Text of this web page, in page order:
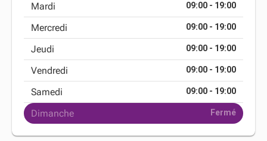
Mardi 09:00 - 19:00
Mercredi 09:00 - 19:00
Jeudi 09:00 - 19:00
Vendredi 09:00 - 19:00
Samedi 09:00 - 19:00
Dimanche Fermé